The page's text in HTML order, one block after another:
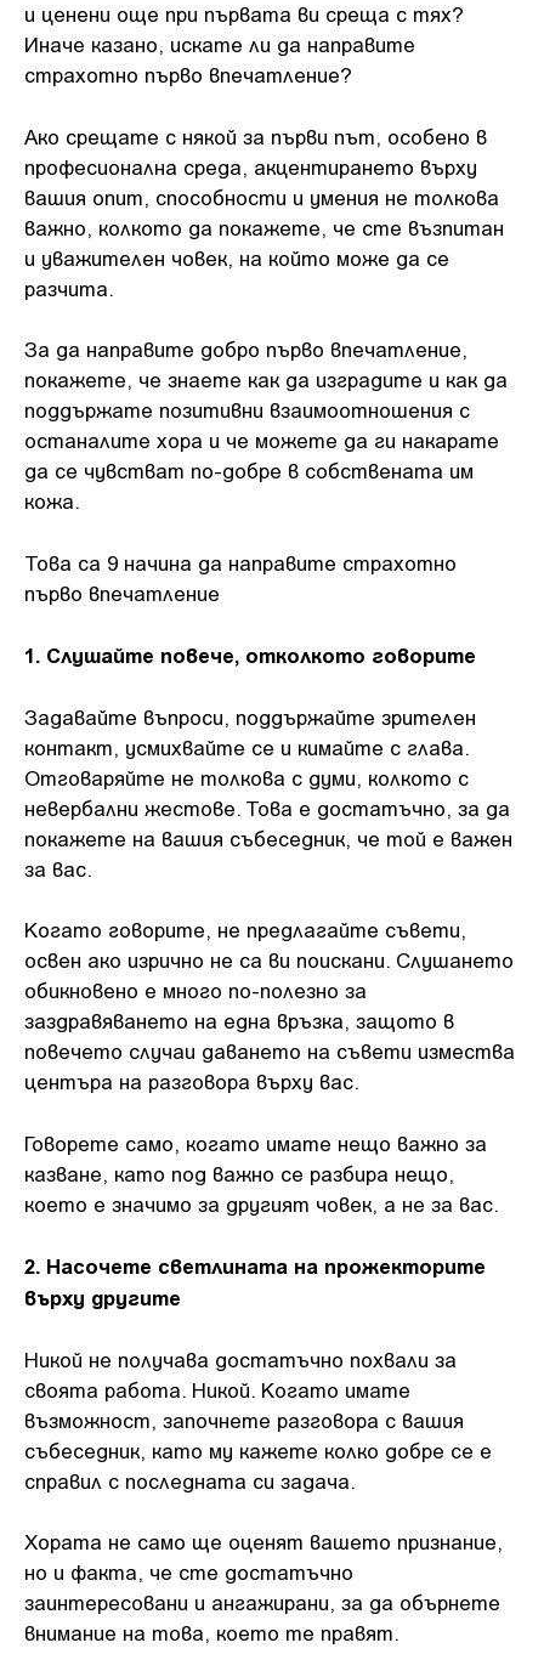
и ценени още при първата ви среща с тях?
Иначе казано, искате ли да направите
страхотно първо впечатление?
Ако срещате с някой за първи път, особено в
професионална среда, акцентирането върху
вашия опит, способности и умения не толкова
важно, колкото да покажете, че сте възпитан
и уважителен човек, на който може да се
разчита.
За да направите добро първо впечатление,
покажете, че знаете как да изградите и как да
поддържате позитивни взаимоотношения с
останалите хора и че можете да ги накарате
да се чувстват по-добре в собствената им
кожа.
Това са 9 начина да направите страхотно
първо впечатление
1. Слушайте повече, отколкото говорите
Задавайте въпроси, поддържайте зрителен
контакт, усмихвайте се и кимайте с глава.
Отговаряйте не толкова с думи, колкото с
невербални жестове. Това е достатъчно, за да
покажете на вашия събеседник, че той е важен
за вас.
Когато говорите, не предлагайте съвети,
освен ако изрично не са ви поискани. Слушането
обикновено е много по-полезно за
заздравяването на една връзка, защото в
повечето случаи даването на съвети измества
центъра на разговора върху вас.
Говорете само, когато имате нещо важно за
казване, като под важно се разбира нещо,
което е значимо за другият човек, а не за вас.
2. Насочете светлината на прожекторите
върху другите
Никой не получава достатъчно похвали за
своята работа. Никой. Когато имате
възможност, започнете разговора с вашия
събеседник, като му кажете колко добре се е
справил с последната си задача.
Хората не само ще оценят вашето признание,
но и факта, че сте достатъчно
заинтересовани и ангажирани, за да обърнете
внимание на това, което те правят.